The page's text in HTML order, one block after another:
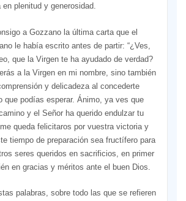
plenitud y generosidad.
a Gozzano la última carta que el
le había escrito antes de partir: “¿Ves,
que la Virgen te ha ayudado de verdad?
a la Virgen en mi nombre, sino también
y delicadeza al concederte
que podías esperar. Ánimo, ya ves que
y el Señor ha querido endulzar tu
queda felicitaros por vuestra victoria y
tiempo de preparación sea fructífero para
seres queridos en sacrificios, en primer
en gracias y méritos ante el buen Dios.
palabras, sobre todo las que se refieren